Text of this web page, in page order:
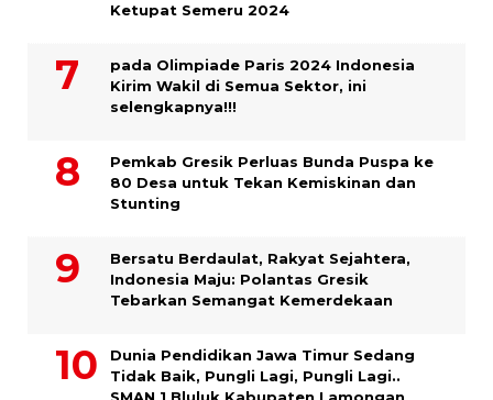
Ketupat Semeru 2024
pada Olimpiade Paris 2024 Indonesia
Kirim Wakil di Semua Sektor, ini
selengkapnya!!!
Pemkab Gresik Perluas Bunda Puspa ke
80 Desa untuk Tekan Kemiskinan dan
Stunting
Bersatu Berdaulat, Rakyat Sejahtera,
Indonesia Maju: Polantas Gresik
Tebarkan Semangat Kemerdekaan
Dunia Pendidikan Jawa Timur Sedang
Tidak Baik, Pungli Lagi, Pungli Lagi..